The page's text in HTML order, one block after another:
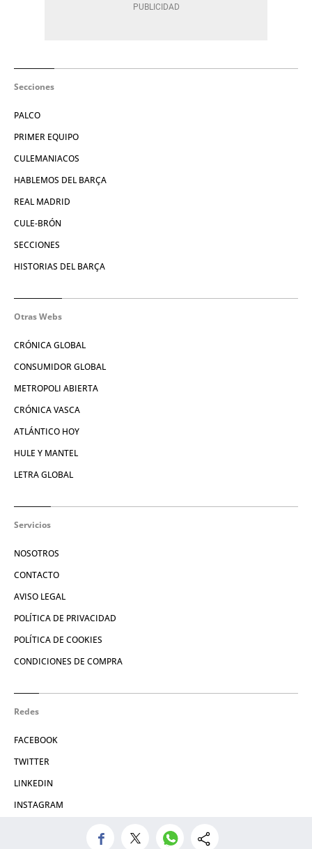
Secciones
PALCO
PRIMER EQUIPO
CULEMANIACOS
HABLEMOS DEL BARÇA
REAL MADRID
CULE-BRÓN
SECCIONES
HISTORIAS DEL BARÇA
Otras Webs
CRÓNICA GLOBAL
CONSUMIDOR GLOBAL
METROPOLI ABIERTA
CRÓNICA VASCA
ATLÁNTICO HOY
HULE Y MANTEL
LETRA GLOBAL
Servicios
NOSOTROS
CONTACTO
AVISO LEGAL
POLÍTICA DE PRIVACIDAD
POLÍTICA DE COOKIES
CONDICIONES DE COMPRA
Redes
FACEBOOK
TWITTER
LINKEDIN
INSTAGRAM